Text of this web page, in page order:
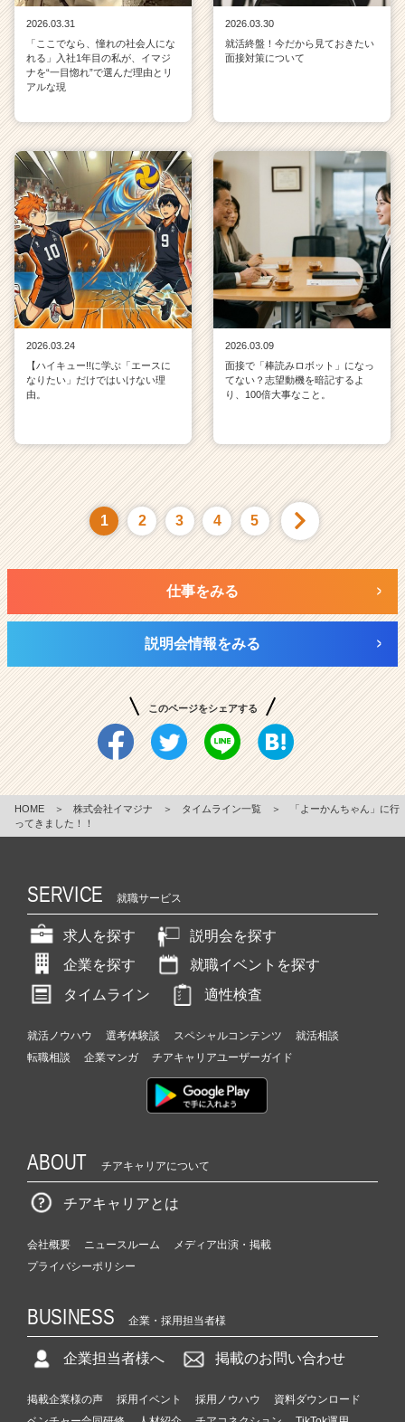
2026.03.31
「ここでなら、憧れの社会人にな
れる」入社1年目の私が、イマジ
ナを“一目惚れ”で選んだ理由とリ
アルな現
2026.03.30
就活終盤！今だから見ておきたい
面接対策について
2026.03.24
【ハイキュー!!に学ぶ「エースに
なりたい」だけではいけない理
由。
2026.03.09
面接で「棒読みロボット」になっ
てない？志望動機を暗記するよ
り、100倍大事なこと。
1 2 3 4 5
仕事をみる
説明会情報をみる
このページをシェアする
HOME ＞ 株式会社イマジナ ＞ タイムライン一覧 ＞
「よーかんちゃん」に行
ってきました！！
SERVICE 就職サービス
求人を探す
説明会を探す
企業を探す
就職イベントを探す
タイムライン
適性検査
就活ノウハウ 選考体験談 スペシャルコンテンツ
就活相談
転職相談
企業マンガ チアキャリアユーザーガイド
ABOUT チアキャリアについて
チアキャリアとは
会社概要 ニュースルーム
メディア出演・掲載
プライバシーポリシー
BUSINESS 企業・採用担当者様
企業担当者様へ 掲載のお問い合わせ
掲載企業様の声 採用イベント 採用ノウハウ
資料ダウンロード